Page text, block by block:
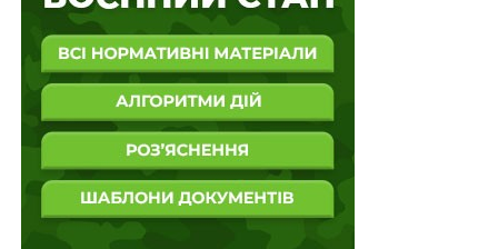
правовідносини, дійсно не містить імперативної
норми, яка б прямо забороняла проведення конкурсу
або визначала, що він не проводиться. Водночас,
положеннямиабз. 1 ч. 5 ст. 10
Закону України «Про
правовий режим воєнного стану» допускається
призначення без конкурсу в період воєнного стану.
В свою чергу, відповідно до приписів
Закону України «Про правовий режим воєнного